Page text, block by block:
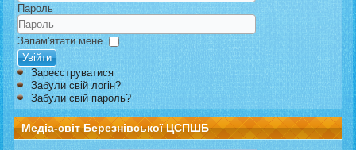
Пароль
Запам'ятати мене
Увійти
Зареєструватися
Забули свій логін?
Забули свій пароль?
Медіа-світ Березнівської ЦСПШБ